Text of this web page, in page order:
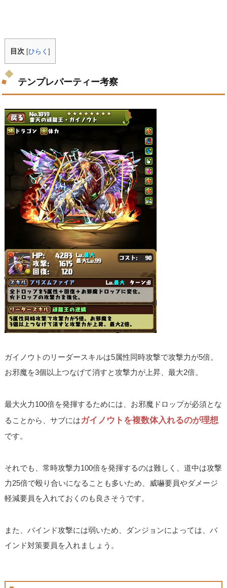
目次 [ひらく]
テンプレパーティー考察
ガイノウトのリーダースキルは5属性同時攻撃で攻撃力が5倍。
お邪魔を3個以上つなげて消すと攻撃力が上昇、最大2倍。
最大火力100倍を発揮するためには、お邪魔ドロップが必須とな
ることから、サブにはガイノウトを複数体入れるのが理想
です。
それでも、常時攻撃力100倍を発揮するのは難しく、道中は攻撃
力25倍で殴り合いになることも多いため、威嚇要員やダメージ
軽減要員を入れておくのも良さそうです。
また、バインド攻撃には弱いため、ダンジョンによっては、バ
インド対策要員を入れましょう。